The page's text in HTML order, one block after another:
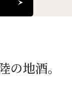
地酒。